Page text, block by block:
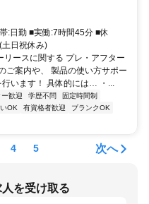
街道駅」徒歩15分
:日勤 ■実働:7時間45分 ■休
日祝休み)
ースに関する プレ・アフター
ご案内や、 製品の使い方サポー
います！ 具体的には… ・...
歓迎 学歴不問
固定時間制
OK 有資格者歓迎
ブランクOK
4 5 次へ
を受け取る